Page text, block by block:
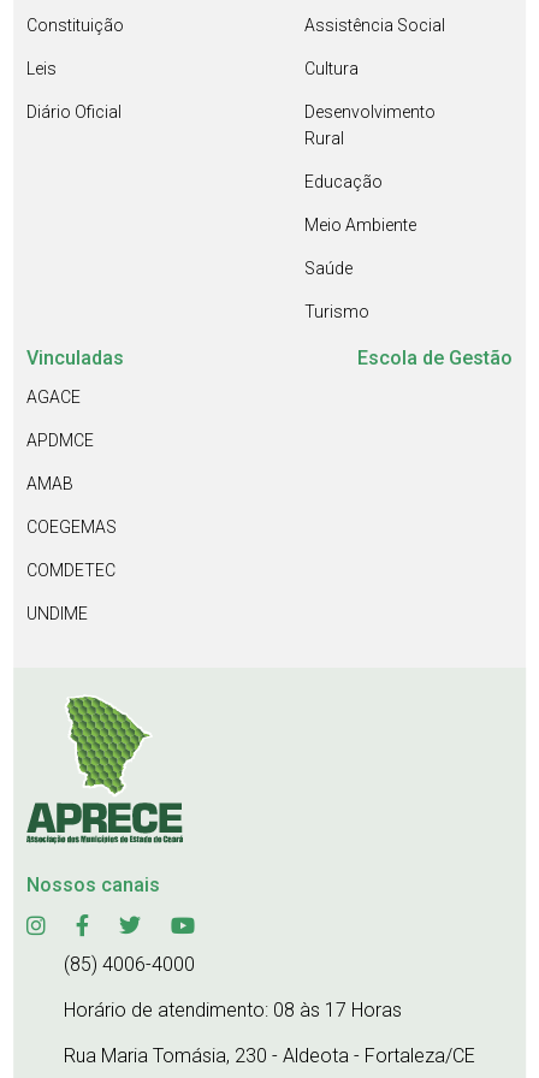
Constituição
Leis
Diário Oficial
Assistência Social
Cultura
Desenvolvimento
Rural
Educação
Meio Ambiente
Saúde
Turismo
Vinculadas
AGACE
APDMCE
AMAB
COEGEMAS
COMDETEC
UNDIME
Escola de Gestão
Nossos canais
(85) 4006-4000
Horário de atendimento: 08 às 17 Horas
Rua Maria Tomásia, 230 - Aldeota - Fortaleza/CE